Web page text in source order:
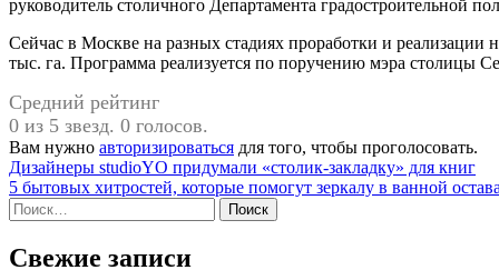
руководитель столичного Департамента градостроительной
Сейчас в Москве на разных стадиях проработки и
тыс. га. Программа реализуется по поручению мэра столицы
Средний рейтинг
0 из 5 звезд. 0 голосов.
Вам нужно авторизироваться для того, чтобы проголосовать.
Навигация
по
записям
Дизайнеры studioYO придумали «столик-закладку» для книг
5 бытовых хитростей, которые помогут зеркалу в ванной
Найти:
Свежие записи